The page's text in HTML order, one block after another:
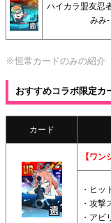
ハイカラ盟友忍
みみ-
※恒常カードのみの紹介
おすすめコラボ限定カ
カード
【ワ
・ヒッ
・攻撃
・ア